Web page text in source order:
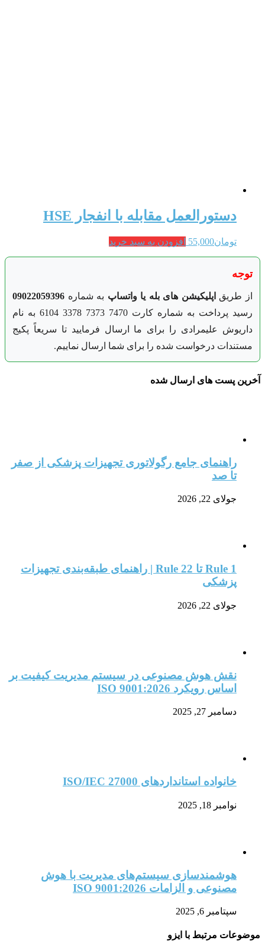
دستورالعمل مقابله با انفجار HSE
تومان55,000 افزودن به سبد خرید
توجه
از طریق اپلیکیشن های بله یا واتساپ به شماره 09022059396
رسید پرداخت به شماره کارت 7470 7373 3378 6104 به نام
داریوش علیمرادی را برای ما ارسال فرمایید تا سریعاً پکیج
مستندات درخواست شده را برای شما ارسال نماییم.
آخرین پست های ارسال شده
راهنمای جامع رگولاتوری تجهیزات پزشکی از صفر
تا صد
جولای 22, 2026
Rule 1 تا Rule 22 | راهنمای طبقه‌بندی تجهیزات
پزشکی
جولای 22, 2026
نقش هوش مصنوعی در سیستم مدیریت کیفیت بر
اساس رویکرد ISO 9001:2026
دسامبر 27, 2025
خانواده استانداردهای ISO/IEC 27000
نوامبر 18, 2025
هوشمندسازی سیستم‌های مدیریت با هوش
مصنوعی و الزامات ISO 9001:2026
سپتامبر 6, 2025
موضوعات مرتبط با ایزو